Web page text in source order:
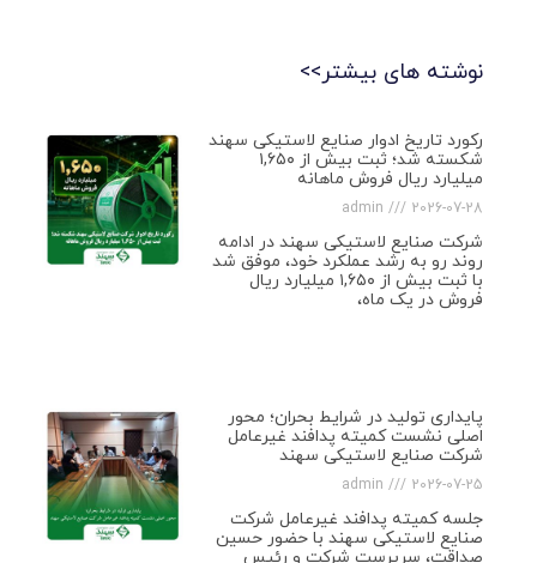
نوشته های بیشتر>>
رکورد تاریخ ادوار صنایع لاستیکی سهند
شکسته شد؛ ثبت بیش از ۱,۶۵۰
میلیارد ریال فروش ماهانه
admin 2026-07-28
شرکت صنایع لاستیکی سهند در ادامه
روند رو به رشد عملکرد خود، موفق شد
با ثبت بیش از ۱,۶۵۰ میلیارد ریال
فروش در یک ماه،
پایداری تولید در شرایط بحران؛ محور
اصلی نشست کمیته پدافند غیرعامل
شرکت صنایع لاستیکی سهند
admin 2026-07-25
جلسه کمیته پدافند غیرعامل شرکت
صنایع لاستیکی سهند با حضور حسین
صداقت، سرپرست شرکت و رئیس